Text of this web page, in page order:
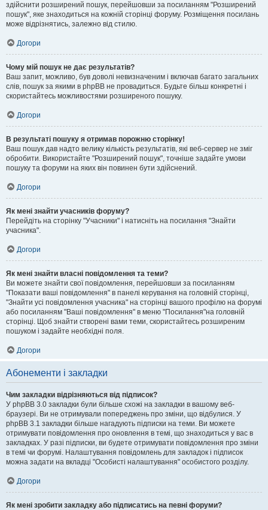
здійснити розширений пошук, перейшовши за посиланням "Розширений
пошук", яке знаходиться на кожній сторінці форуму. Розміщення посилань
може відрізнятись, залежно від стилю.
Догори
Чому мій пошук не дає результатів?
Ваш запит, можливо, був доволі невизначеним і включав багато загальних
слів, пошук за якими в phpBB не провадиться. Будьте більш конкретні і
скористайтесь можливостями розширеного пошуку.
Догори
В результаті пошуку я отримав порожню сторінку!
Ваш пошук дав надто велику кількість результатів, які веб-сервер не зміг
обробити. Використайте "Розширений пошук", точніше задайте умови
пошуку та форуми на яких він повинен бути здійснений.
Догори
Як мені знайти учасників форуму?
Перейдіть на сторінку "Учасники" і натисніть на посилання "Знайти
учасника".
Догори
Як мені знайти власні повідомлення та теми?
Ви можете знайти свої повідомлення, перейшовши за посиланням
"Показати ваші повідомлення" в панелі керування на головній сторінці,
"Знайти усі повідомлення учасника" на сторінці вашого профілю на форумі
або посиланням "Ваші повідомлення" в меню "Посилання"на головній
сторінці. Щоб знайти створені вами теми, скористайтесь розширеним
пошуком і задайте необхідні поля.
Догори
Абонементи і закладки
Чим закладки відрізняються від підписок?
У phpBB 3.0 закладки були більше схожі на закладки в вашому веб-
браузері. Ви не отримували попереджень про зміни, що відбулися. У
phpBB 3.1 закладки більше нагадують підписки на теми. Ви можете
отримувати повідомлення про оновлення в темі, що знаходиться у вас в
закладках. У разі підписки, ви будете отримувати повідомлення про зміни
в темі чи форумі. Налаштування повідомлень для закладок і підписок
можна задати на вкладці "Особисті налаштування" особистого розділу.
Догори
Як мені зробити закладку або підписатись на певні форуми?